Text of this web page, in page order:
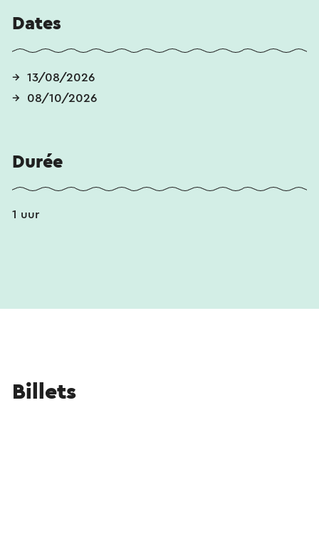
Dates
13/08/2026
08/10/2026
Durée
1 uur
Billets